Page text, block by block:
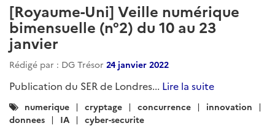
[Royaume-Uni] Veille numérique
bimensuelle (n°2) du 10 au 23
janvier
Rédigé par : DG Trésor 24 janvier 2022
Publication du SER de Londres... Lire la suite
Catégories
:
numerique cryptage concurrence
innovation
donnees
IA cyber-securite